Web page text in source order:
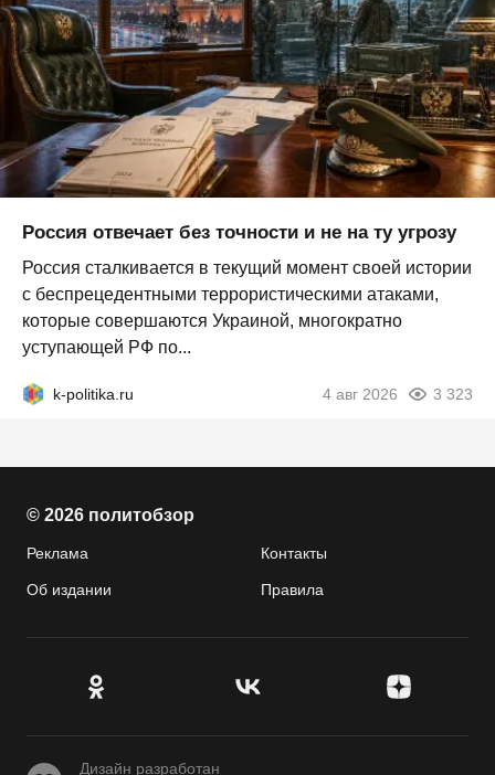
Россия отвечает без точности и не на ту угрозу
Россия сталкивается в текущий момент своей истории
с беспрецедентными террористическими атаками,
которые совершаются Украиной, многократно
уступающей РФ по...
k-politika.ru 4 авг 2026 3 323
© 2026 политобзор
Реклама Контакты
Об издании Правила